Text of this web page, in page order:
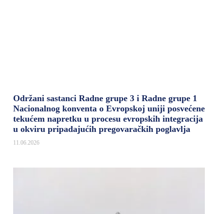
Održani sastanci Radne grupe 3 i Radne grupe 1
Nacionalnog konventa o Evropskoj uniji posvećene
tekućem napretku u procesu evropskih integracija
u okviru pripadajućih pregovaračkih poglavlja
11.06.2026